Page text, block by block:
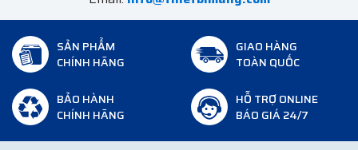
SẢN PHẨM
CHÍNH HÃNG
GIAO HÀNG
TOÀN QUỐC
BẢO HÀNH
CHÍNH HÃNG
HỖ TRỢ ONLINE
BÁO GIÁ 24/7